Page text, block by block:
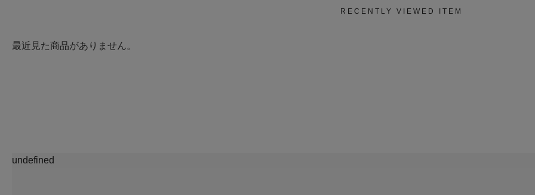
RECENTLY VIEWED ITEM
最近見た商品がありません。
undefined